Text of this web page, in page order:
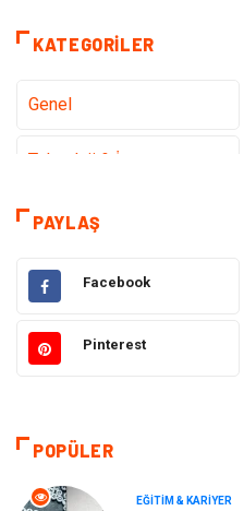
KATEGORILER
Genel
Teknoloji & İnternet
Hizmet
Hukuk
Otomotiv
Moda
Makine
PAYLAŞ
Facebook
Pinterest
POPÜLER
EĞITIM & KARIYER